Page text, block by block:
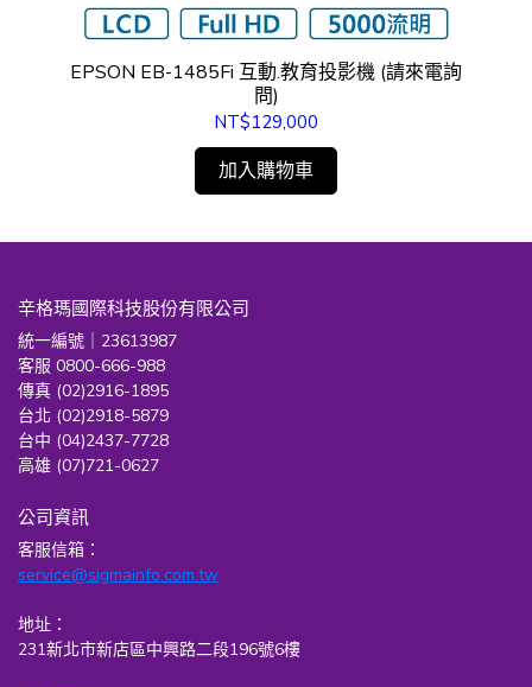
EPSON EB-1485Fi 互動.教育投影機 (請來電詢
問)
NT$129,000
加入購物車
辛格瑪國際科技股份有限公司
統一編號｜23613987
客服 0800-666-988
傳真 (02)2916-1895
台北 (02)2918-5879
台中 (04)2437-7728
高雄 (07)721-0627
公司資訊
客服信箱：
service@sigmainfo.com.tw
地址：
231新北市新店區中興路二段196號6樓